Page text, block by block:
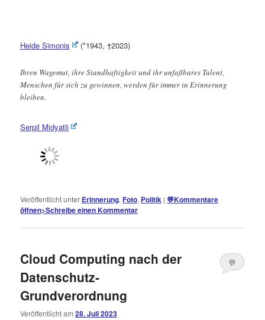
Heide Simonis (*1943, †2023)
Ihren Wagemut, ihre Standhaftigkeit und ihr unfaßbares Talent,
Menschen für sich zu gewinnen, werden für immer in Erinnerung
bleiben.
Serpil Midyatli
Veröffentlicht unter Erinnerung,Foto, Politik | 💬Kommentare
öffnen>Schreibe einen Kommentar
Cloud Computing nach der
Datenschutz-
Grundverordnung
Veröffentlicht am28. Juli 2023
💬